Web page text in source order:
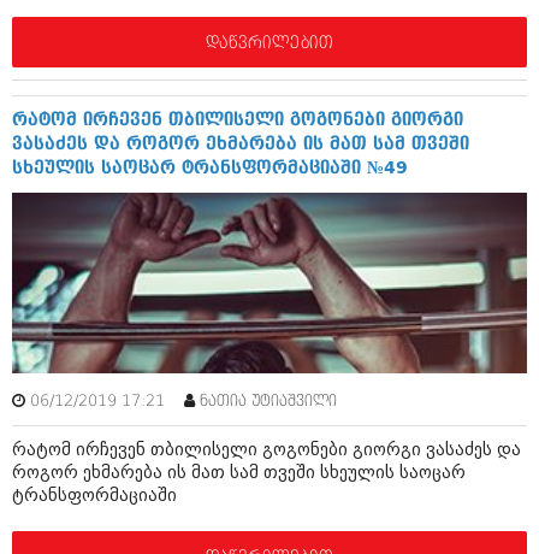
დეკემბერი 2017 (243)
ნოემბერი 2017 (212)
აგვისტო 2017 (212)
ივლისი 2017 (233)
ივნისი 2017 (265)
აპრილი 2017 (220)
მარტი 2017 (212)
თებერვალი 2017 (205)
იანვარი 2017 (246)
დეკემბერი 2016 (207)
ნოემბერი 2016 (207)
ოქტომბერი 2016 (257)
სექტემბერი 2016 (224)
აგვისტო 2016 (258)
ივლისი 2016 (211)
ივნისი 2016 (221)
მაისი 2016 (261)
აპრილი 2016 (215)
დაწვრილებით
რატომ ირჩევენ თბილისელი გოგონები გიორგი
ვასაძეს და როგორ ეხმარება ის მათ სამ თვეში
სხეულის საოცარ ტრანსფორმაციაში №49
06/12/2019 17:21 ნათია უტიაშვილი
რატომ ირჩევენ თბილისელი გოგონები გიორგი ვასაძეს და
როგორ ეხმარება ის მათ სამ თვეში სხეულის საოცარ
ტრანსფორმაციაში